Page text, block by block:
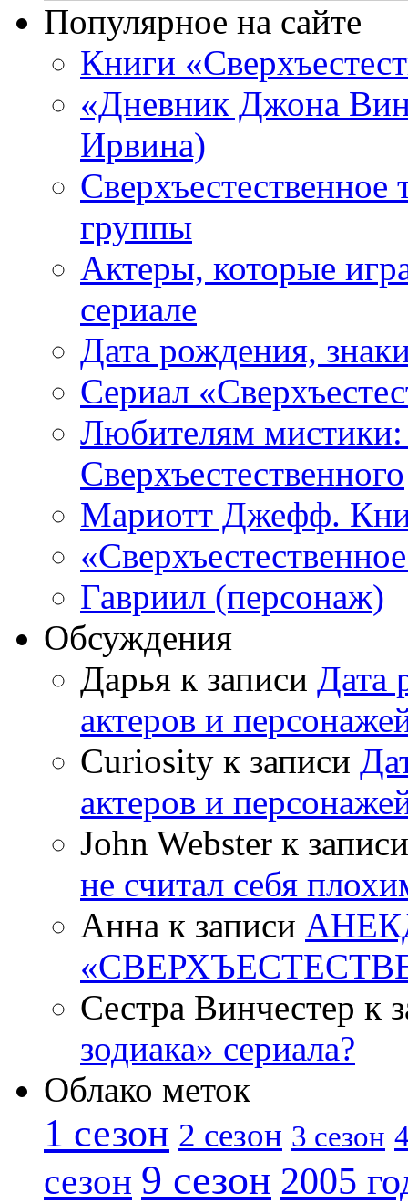
Популярное на сайте
Книги
«Дневник Джона
Ирвина)
Сверхъестественное
группы
Актеры, которые
сериале
Дата рождения,
Сериал
Любителям
Сверхъестественного
Мариотт Джефф.
Гавриил (персонаж)
Обсуждения
Дарья к записи Дата
актеров и
Curiosity к записи
актеров и
John Webster к
не считал себя
Анна к записи
Сестра Винчестер к
зодиака» сериала?
Облако меток
1 сезон 2 сезон 3 сезон
сезон 9 сезон 2005